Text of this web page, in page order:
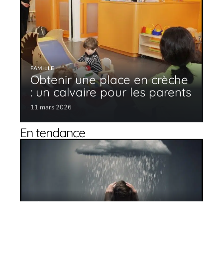
FAMILLE
Obtenir une place en crèche
: un calvaire pour les parents
11 mars 2026
En tendance
Dépression : comment l’identifier ?